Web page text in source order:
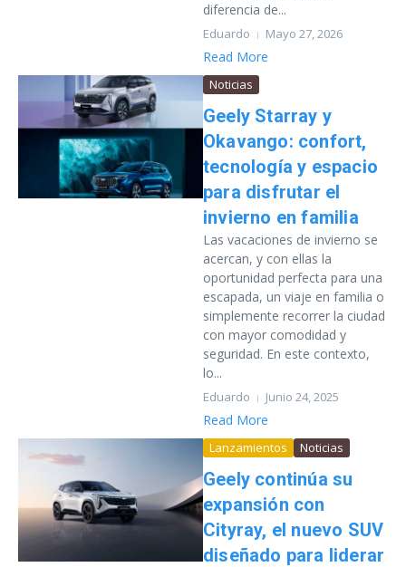
diferencia de...
Eduardo Mayo 27, 2026
Read More
Noticias
Geely Starray y
Okavango: confort,
tecnología y espacio
para disfrutar el
invierno en familia
Las vacaciones de invierno se
acercan, y con ellas la
oportunidad perfecta para una
escapada, un viaje en familia o
simplemente recorrer la ciudad
con mayor comodidad y
seguridad. En este contexto,
lo...
Eduardo Junio 24, 2025
Read More
Lanzamientos Noticias
Geely continúa su
expansión con
Cityray, el nuevo SUV
diseñado para liderar